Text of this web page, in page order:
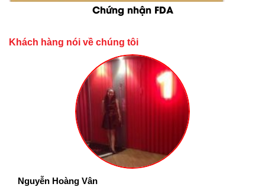
Chứng nhận FDA
Khách hàng nói về chúng tôi
Nguyễn Hoàng Vân